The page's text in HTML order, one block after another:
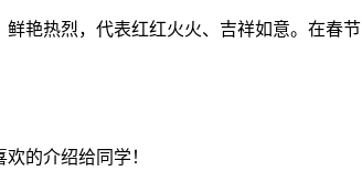
艳热烈，代表红红火火、吉祥如意。在春节
的介绍给同学！